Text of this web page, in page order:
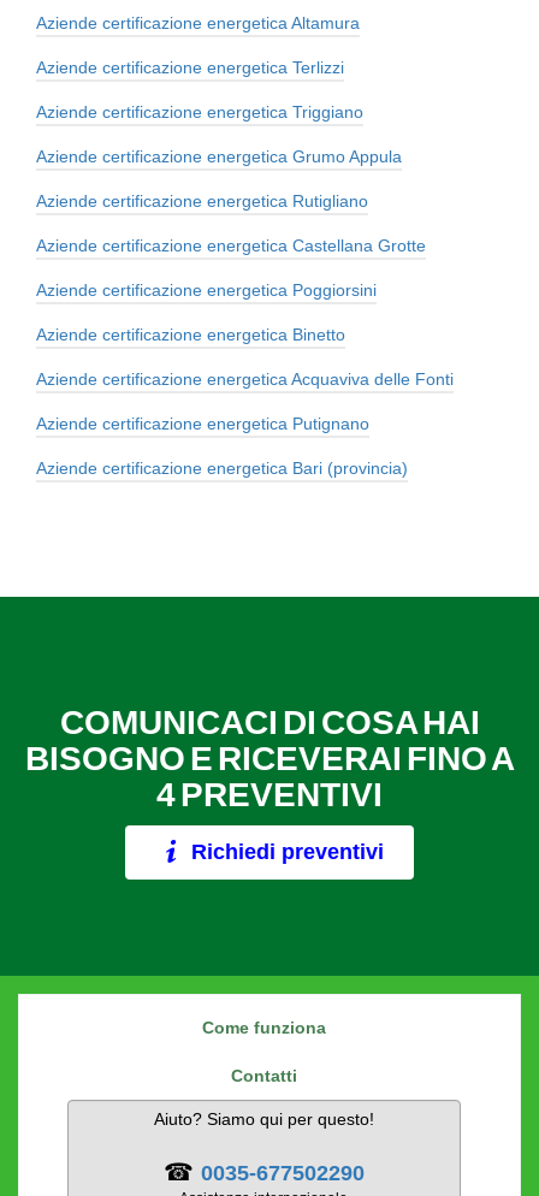
Aziende certificazione energetica Altamura
Aziende certificazione energetica Terlizzi
Aziende certificazione energetica Triggiano
Aziende certificazione energetica Grumo Appula
Aziende certificazione energetica Rutigliano
Aziende certificazione energetica Castellana Grotte
Aziende certificazione energetica Poggiorsini
Aziende certificazione energetica Binetto
Aziende certificazione energetica Acquaviva delle Fonti
Aziende certificazione energetica Putignano
Aziende certificazione energetica Bari (provincia)
COMUNICACI DI COSA HAI
BISOGNO E RICEVERAI FINO A
4 PREVENTIVI
Richiedi preventivi
Come funziona
Contatti
Aiuto? Siamo qui per questo!
☎ 0035-677502290